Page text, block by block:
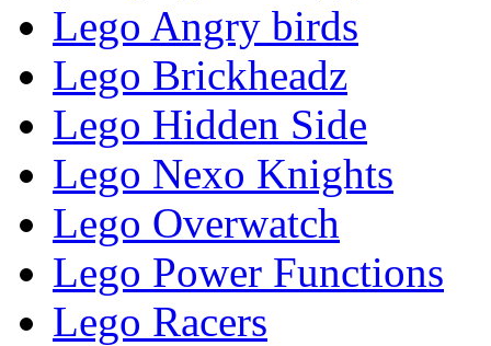
Lego Angry birds
Lego Brickheadz
Lego Hidden Side
Lego Nexo Knights
Lego Overwatch
Lego Power Functions
Lego Racers